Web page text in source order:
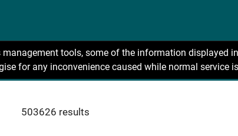
tools, some of the information displayed
for any inconvenience caused while normal service
503626 results